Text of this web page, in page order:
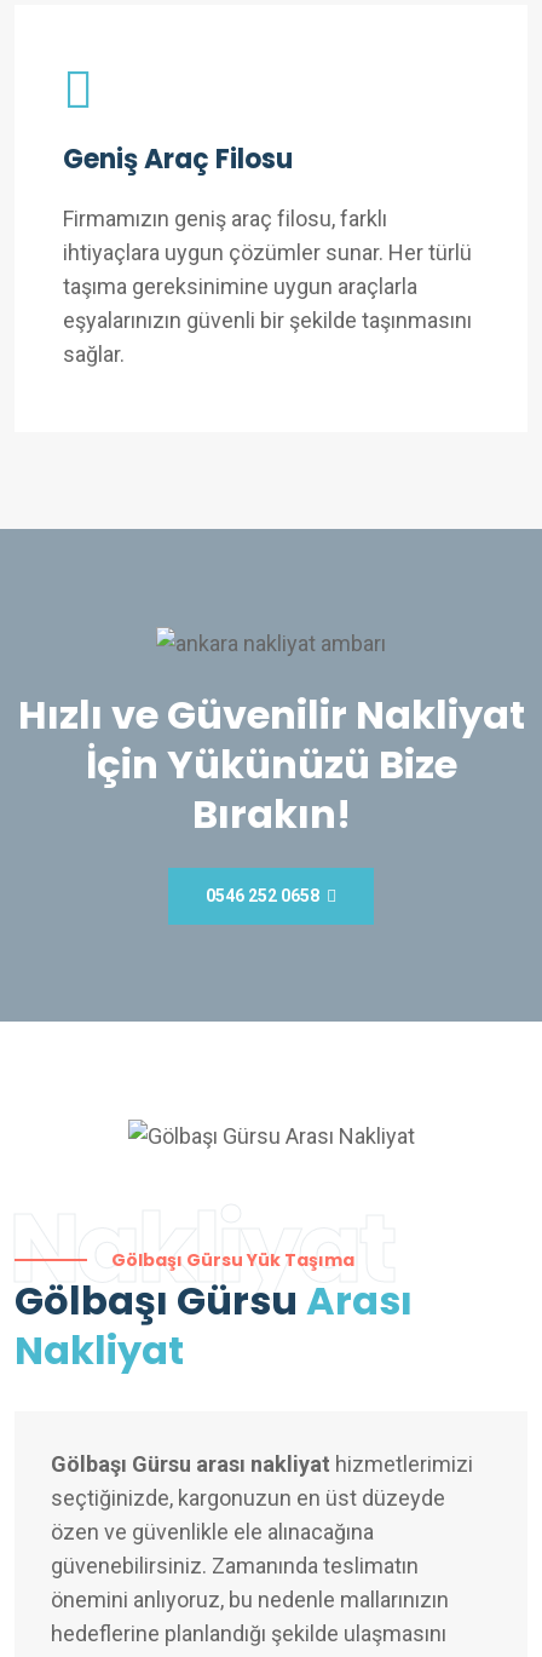
Geniş Araç Filosu
Firmamızın geniş araç filosu, farklı
ihtiyaçlara uygun çözümler sunar. Her türlü
taşıma gereksinimine uygun araçlarla
eşyalarınızın güvenli bir şekilde taşınmasını
sağlar.
Hızlı ve Güvenilir Nakliyat
İçin Yükünüzü Bize
Bırakın!
0546 252 0658
Nakliyat
Gölbaşı Gürsu Yük Taşıma
Gölbaşı Gürsu Arası
Nakliyat
Gölbaşı Gürsu arası nakliyat hizmetlerimizi
seçtiğinizde, kargonuzun en üst düzeyde
özen ve güvenlikle ele alınacağına
güvenebilirsiniz. Zamanında teslimatın
önemini anlıyoruz, bu nedenle mallarınızın
hedeflerine planlandığı şekilde ulaşmasını